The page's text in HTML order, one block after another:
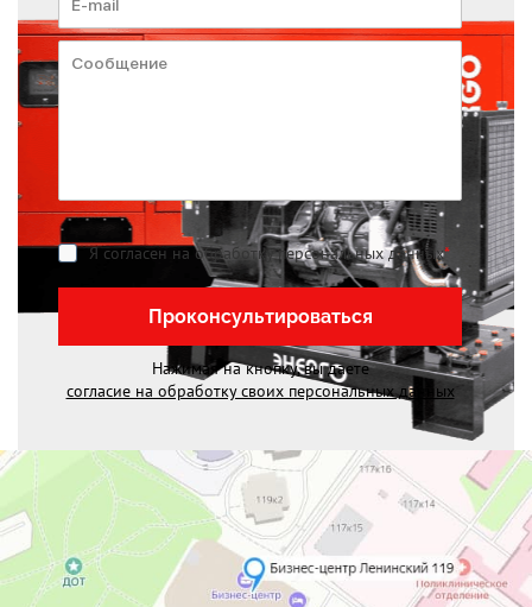
Я согласен на обработку персональных данных*
Проконсультироваться
Нажимая на кнопку, вы даете
согласие на обработку своих персональных данных